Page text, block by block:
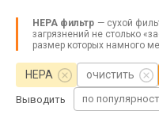
HEPA фильтр — сухой
загрязнений не столько
размер которых намного
HEPA очистить
Выводить по